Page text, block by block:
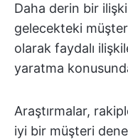
Daha derin bir
gelecekteki
olarak faydalı
yaratma
Araştırmalar,
iyi bir müşteri